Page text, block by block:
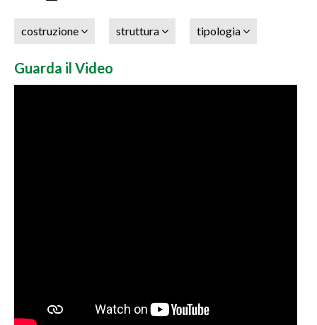
costruzione struttura tipologia
Guarda il Video